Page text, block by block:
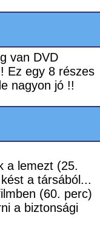
van DVD
Ez egy 8 részes
nagyon jó !!
a lemezt (25.
a társából...
(60. perc)
a biztonsági